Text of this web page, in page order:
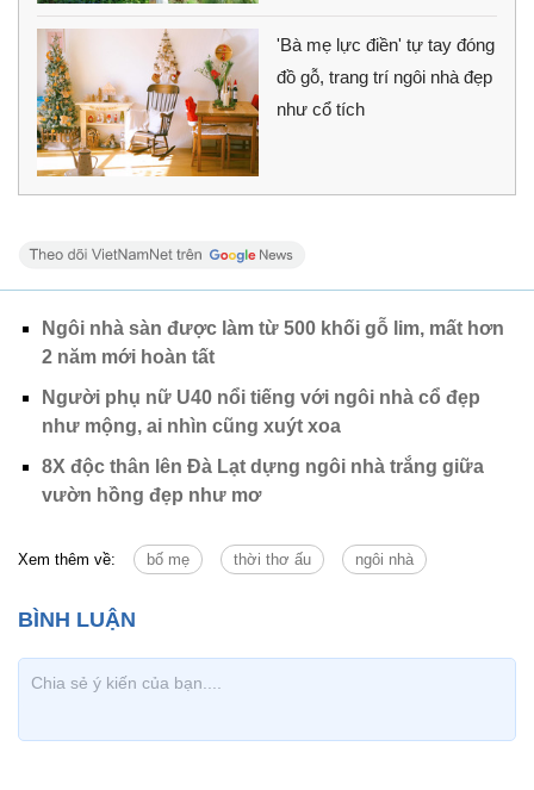
'Bà mẹ lực điền' tự tay đóng
đồ gỗ, trang trí ngôi nhà đẹp
như cổ tích
Ngôi nhà sàn được làm từ 500 khối gỗ lim, mất hơn
2 năm mới hoàn tất
Người phụ nữ U40 nổi tiếng với ngôi nhà cổ đẹp
như mộng, ai nhìn cũng xuýt xoa
8X độc thân lên Đà Lạt dựng ngôi nhà trắng giữa
vườn hồng đẹp như mơ
Xem thêm về: bố mẹ thời thơ ấu ngôi nhà